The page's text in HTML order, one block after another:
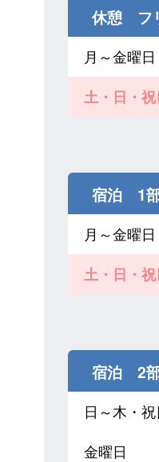
休憩 フ
月～金曜日
土・日・祝
宿泊 1
月～金曜日
土・日・祝
宿泊 2
日～木・祝
金曜日